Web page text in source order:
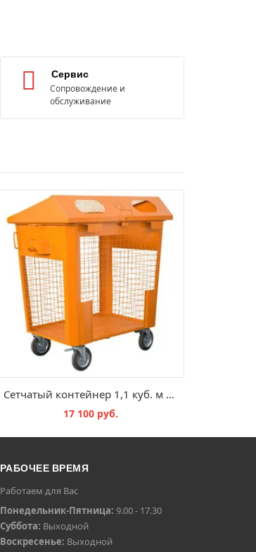
Сервис
Сопровождение и
обслуживание
Сетчатый контейнер 1,1 куб. м для РСО с колесами
17 100 руб.
РАБОЧЕЕ ВРЕМЯ
Работаем для Вас
Понедельник-Пятница: 9.00 - 17.30
Суббота: Выходной
Воскресенье: Выходной